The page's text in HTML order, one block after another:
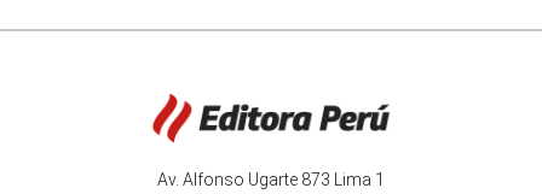
Av. Alfonso Ugarte 873 Lima 1